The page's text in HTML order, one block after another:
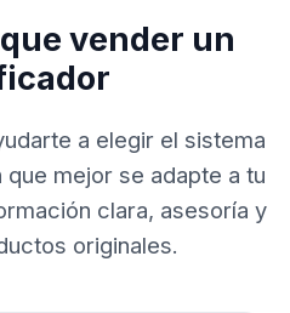
vender un
a elegir el sistema
mejor se adapte a tu
clara, asesoría y
originales.